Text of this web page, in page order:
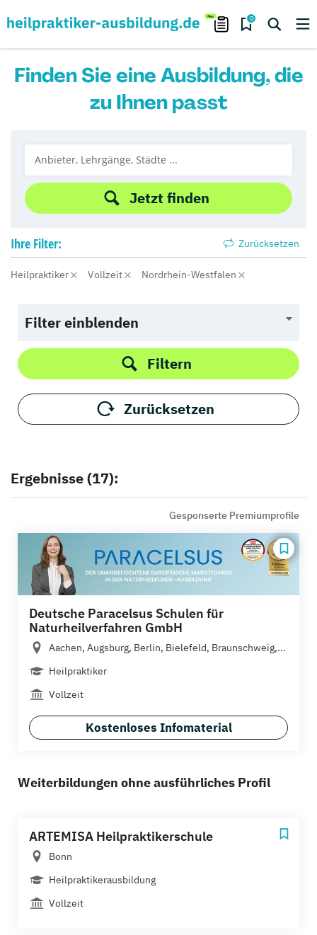
0
Finden Sie eine Ausbildung, die
zu Ihnen passt
Jetzt finden
Ihre Filter: Zurücksetzen
Heilpraktiker Vollzeit Nordrhein-Westfalen
Filter einblenden
Filtern
Zurücksetzen
Ergebnisse (17):
Gesponserte Premiumprofile
Deutsche Paracelsus Schulen für
Naturheilverfahren GmbH
Aachen, Augsburg, Berlin, Bielefeld, Braunschweig,...
Heilpraktiker
Vollzeit
Kostenloses Infomaterial
Weiterbildungen ohne ausführliches Profil
ARTEMISA Heilpraktikerschule
Bonn
Heilpraktikerausbildung
Vollzeit